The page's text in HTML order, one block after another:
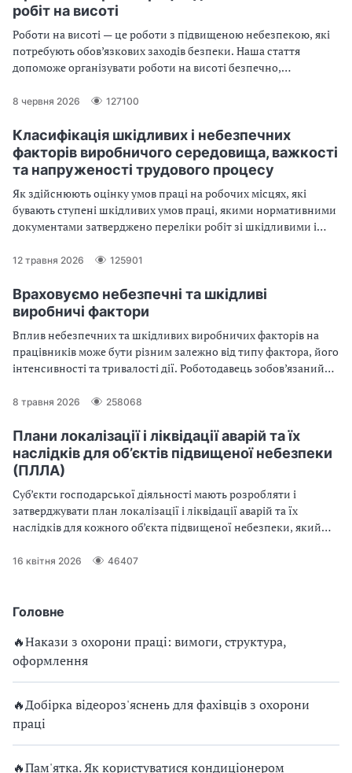
Головне
🔥Накази з охорони праці: вимоги, структура,
оформлення
🔥Добірка відеороз'яснень для фахівців з охорони
праці
🔥Пам'ятка. Як користуватися кондиціонером
теплопостачання – у статті
робіт на висоті
Роботи на висоті — це роботи з підвищеною небезпекою, які
потребують обов’язкових заходів безпеки. Наша стаття
допоможе організувати роботи на висоті безпечно,
інструктажі працівникам та не помилитись у виборі засобів
8 червня 2026 127100
Класифікація шкідливих і небезпечних
факторів виробничого середовища, важкості
та напруженості трудового процесу
Як здійснюють оцінку умов праці на робочих місцях, які
бувають ступені шкідливих умов праці, якими нормативними
документами затверджено переліки робіт зі шкідливими і
12 травня 2026 125901
Враховуємо небезпечні та шкідливі
виробничі фактори
Вплив небезпечних та шкідливих виробничих факторів на
працівників може бути різним залежно від типу фактора, його
інтенсивності та тривалості дії. Роботодавець зобов’язаний
мінімізувати їхній вплив до гранично-допустимих значень,
технічній документації. Які саме вирізняють шкідливі
виробничі фактори та які застосовують засоби захисту від них
— далі у статті
8 травня 2026 258068
Плани локалізації і ліквідації аварій та їх
наслідків для об’єктів підвищеної небезпеки
(ПЛЛА)
Суб’єкти господарської діяльності мають розробляти і
затверджувати план локалізації і ліквідації аварій та їх
наслідків для кожного об’єкта підвищеної небезпеки, який
знайдете зразок такого плану
16 квітня 2026 46407